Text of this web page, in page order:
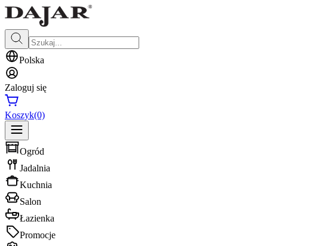
Polska
Zaloguj się
Koszyk(0)
Ogród
Jadalnia
Kuchnia
Salon
Łazienka
Promocje